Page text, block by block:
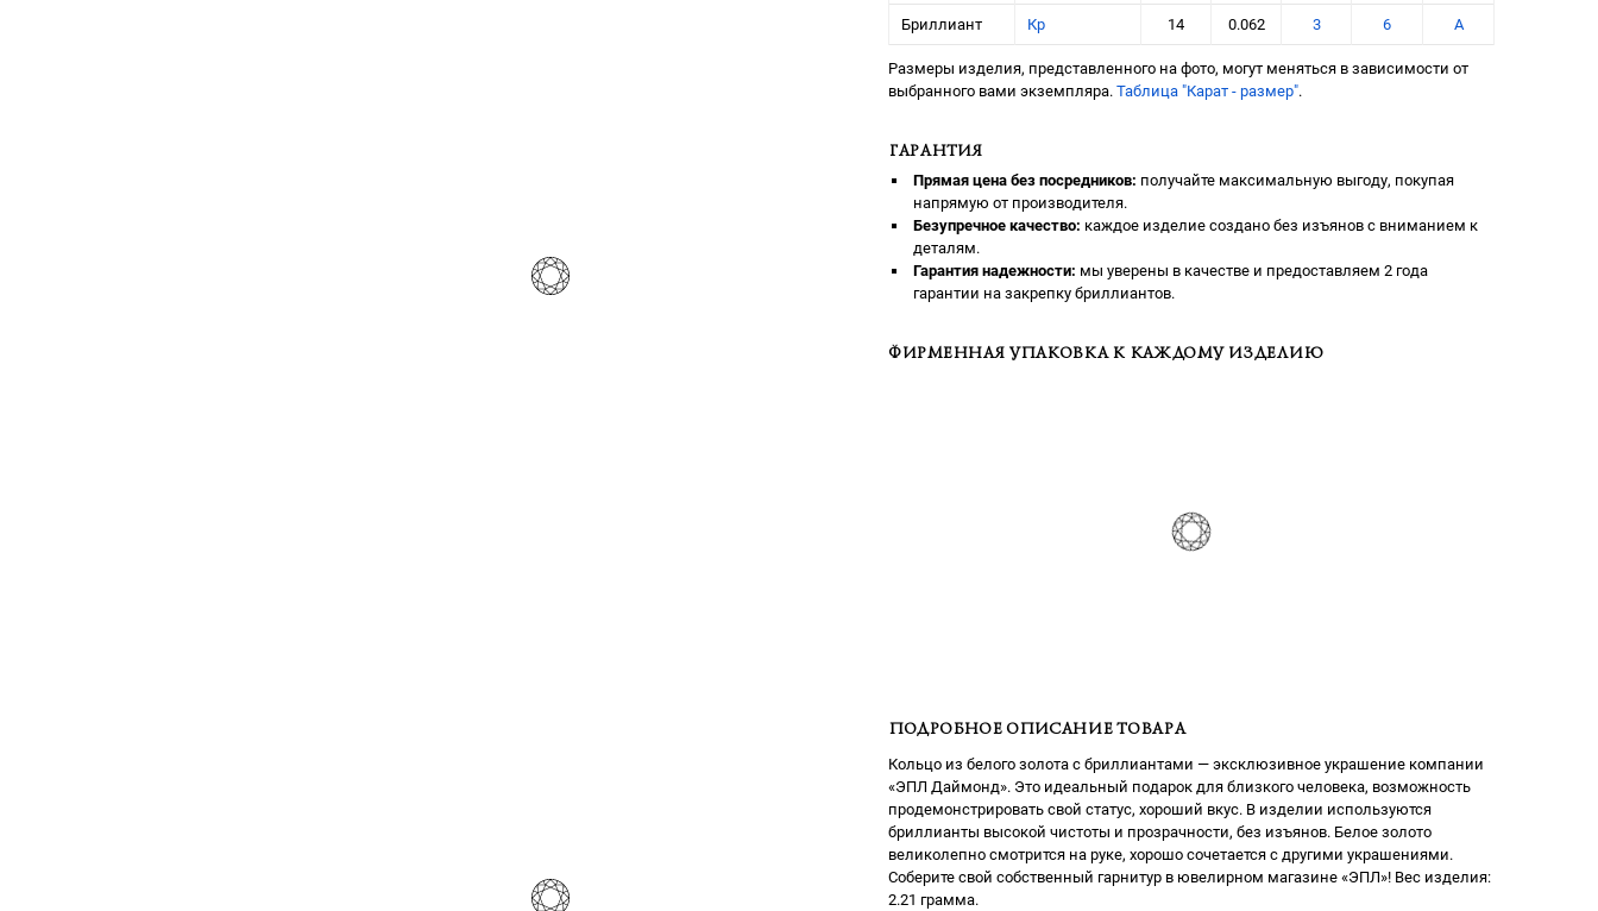
Бриллиант Кр 14 0.062 3 6 А
Размеры изделия, представленного на фото, могут меняться в зависимости от
выбранного вами экземпляра. Таблица "Карат - размер".
ГАРАНТИЯ
Прямая цена без посредников: получайте максимальную выгоду, покупая
напрямую от производителя.
Безупречное качество: каждое изделие создано без изъянов с вниманием к
деталям.
Гарантия надежности: мы уверены в качестве и предоставляем 2 года
гарантии на закрепку бриллиантов.
ФИРМЕННАЯ УПАКОВКА К КАЖДОМУ ИЗДЕЛИЮ
ПОДРОБНОЕ ОПИСАНИЕ ТОВАРА
Кольцо из белого золота с бриллиантами — эксклюзивное украшение компании
«ЭПЛ Даймонд». Это идеальный подарок для близкого человека, возможность
продемонстрировать свой статус, хороший вкус. В изделии используются
бриллианты высокой чистоты и прозрачности, без изъянов. Белое золото
великолепно смотрится на руке, хорошо сочетается с другими украшениями.
Соберите свой собственный гарнитур в ювелирном магазине «ЭПЛ»! Вес изделия:
2.21 грамма.